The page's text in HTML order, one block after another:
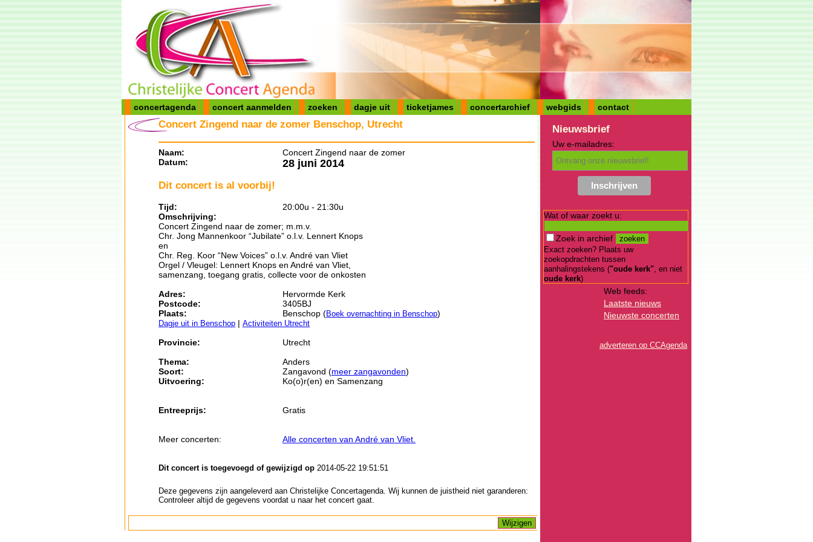
concertagenda concert aanmelden zoeken dagje uit ticketjames concertarchief webgids contact
Concert Zingend naar de zomer Benschop, Utrecht
Naam:
Concert Zingend naar de zomer
Datum:
28 juni 2014
Dit concert is al voorbij!
Tijd:
20:00u - 21:30u
Omschrijving:
Concert Zingend naar de zomer; m.m.v.
Chr. Jong Mannenkoor “Jubilate” o.l.v. Lennert Knops
en
Chr. Reg. Koor “New Voices” o.l.v. André van Vliet
Orgel / Vleugel: Lennert Knops en André van Vliet,
samenzang, toegang gratis, collecte voor de onkosten
Adres:
Hervormde Kerk
Postcode:
3405BJ
Plaats:
Benschop (Boek overnachting in Benschop)
Dagje uit in Benschop | Activiteiten Utrecht
Provincie:
Utrecht
Thema:
Anders
Soort:
Zangavond (meer zangavonden)
Uitvoering:
Ko(o)r(en) en Samenzang
Entreeprijs: Gratis
Meer concerten: Alle concerten van André van Vliet.
Dit concert is toegevoegd of gewijzigd op 2014-05-22 19:51:51
Deze gegevens zijn aangeleverd aan Christelijke Concertagenda. Wij kunnen de juistheid niet garanderen:
Controleer altijd de gegevens voordat u naar het concert gaat.
Nieuwsbrief
Uw e-mailadres:
Wat of waar zoekt u:
Zoek in archief
Exact zoeken? Plaats uw
zoekopdrachten tussen
aanhalingstekens ("oude kerk", en niet
oude kerk)
Web feeds:
Laatste nieuws
Nieuwste concerten
adverteren op CCAgenda